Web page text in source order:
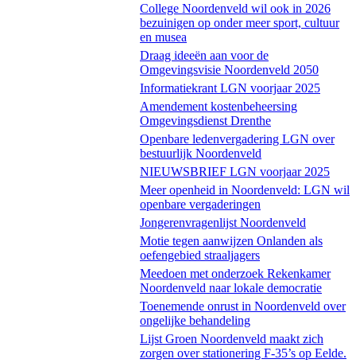
College Noordenveld wil ook in 2026
bezuinigen op onder meer sport, cultuur
en musea
Draag ideeën aan voor de
Omgevingsvisie Noordenveld 2050
Informatiekrant LGN voorjaar 2025
Amendement kostenbeheersing
Omgevingsdienst Drenthe
Openbare ledenvergadering LGN over
bestuurlijk Noordenveld
NIEUWSBRIEF LGN voorjaar 2025
Meer openheid in Noordenveld: LGN wil
openbare vergaderingen
Jongerenvragenlijst Noordenveld
Motie tegen aanwijzen Onlanden als
oefengebied straaljagers
Meedoen met onderzoek Rekenkamer
Noordenveld naar lokale democratie
Toenemende onrust in Noordenveld over
ongelijke behandeling
Lijst Groen Noordenveld maakt zich
zorgen over stationering F-35’s op Eelde.